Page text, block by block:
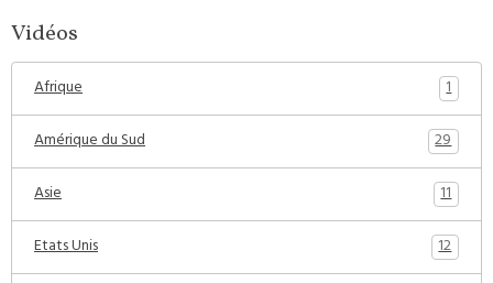
Vidéos
Afrique
1
Amérique du Sud
29
Asie
11
Etats Unis
12